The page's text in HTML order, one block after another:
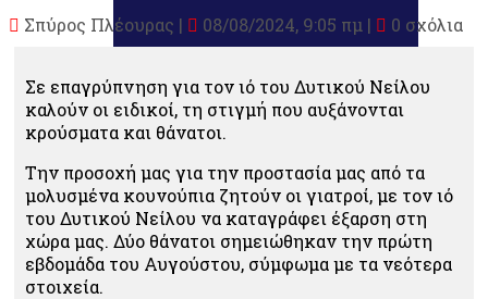
Σπύρος Πλέουρας | 08/08/2024, 9:05 πμ | 0 σχόλια
Σε επαγρύπνηση για τον ιό του Δυτικού Νείλου
καλούν οι ειδικοί, τη στιγμή που αυξάνονται
κρούσματα και θάνατοι.
Την προσοχή μας για την προστασία μας από τα
μολυσμένα κουνούπια ζητούν οι γιατροί, με τον ιό
του Δυτικού Νείλου να καταγράφει έξαρση στη
χώρα μας. Δύο θάνατοι σημειώθηκαν την πρώτη
εβδομάδα του Αυγούστου, σύμφωμα με τα νεότερα
στοιχεία.